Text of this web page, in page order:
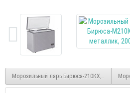
Морозильный ларь Бирюса-210КХ, белый